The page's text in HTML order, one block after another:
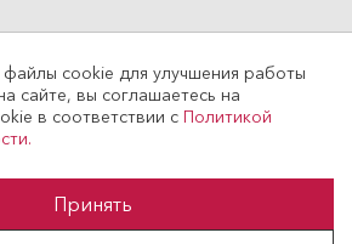
2026 MODELLINI
конфиденциальности
Договор оферты
cookie для улучшения работы
сайте, вы соглашаетесь на
в соответствии с Политикой
Принять